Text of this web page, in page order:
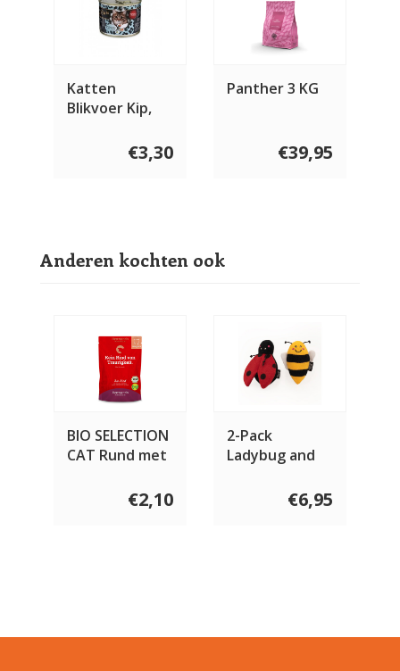
Katten
Blikvoer Kip,
Saffloerolie€3,30
Panther 3 KG
€39,95
Anderen kochten ook
BIO SELECTION
CAT Rund met
€2,10
2-Pack
Ladybug and
€6,95